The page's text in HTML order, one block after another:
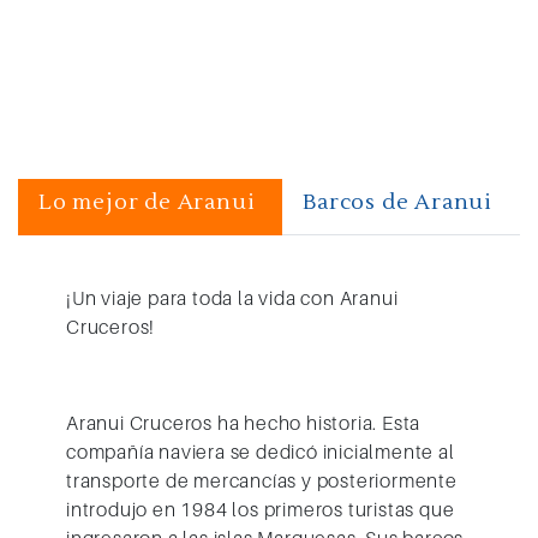
Lo mejor de Aranui Barcos de Aranui
¡Un viaje para toda la vida con Aranui
Cruceros!
Aranui Cruceros ha hecho historia. Esta
compañía naviera se dedicó inicialmente al
transporte de mercancías y posteriormente
introdujo en 1984 los primeros turistas que